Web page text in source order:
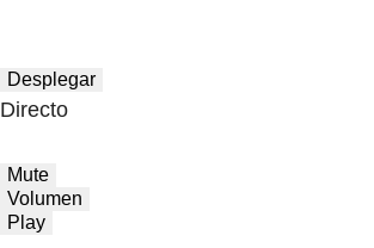
Desplegar
Directo
Mute
Volumen
Play